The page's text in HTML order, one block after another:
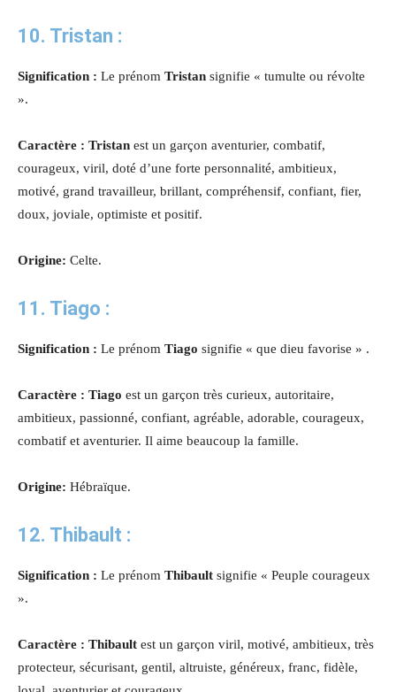
10. Tristan :
Signification : Le prénom Tristan signifie « tumulte ou révolte
».
Caractère : Tristan est un garçon aventurier, combatif,
courageux, viril, doté d’une forte personnalité, ambitieux,
motivé, grand travailleur, brillant, compréhensif, confiant, fier,
doux, joviale, optimiste et positif.
Origine: Celte.
11. Tiago :
Signification : Le prénom Tiago signifie « que dieu favorise » .
Caractère : Tiago est un garçon très curieux, autoritaire,
ambitieux, passionné, confiant, agréable, adorable, courageux,
combatif et aventurier. Il aime beaucoup la famille.
Origine: Hébraïque.
12. Thibault :
Signification : Le prénom Thibault signifie « Peuple courageux
».
Caractère : Thibault est un garçon viril, motivé, ambitieux, très
protecteur, sécurisant, gentil, altruiste, généreux, franc, fidèle,